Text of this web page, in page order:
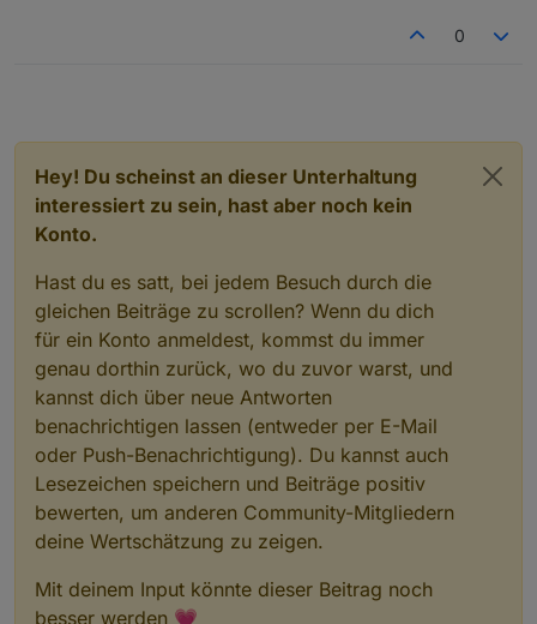
tabelle der spielstände mit anstehenden spielen
hier die spielstände
Spielstande
tabelle der spielstände der letzten begegnungen
0
Hey! Du scheinst an dieser Unterhaltung
interessiert zu sein, hast aber noch kein
Konto.
Hast du es satt, bei jedem Besuch durch die
gleichen Beiträge zu scrollen? Wenn du dich
für ein Konto anmeldest, kommst du immer
genau dorthin zurück, wo du zuvor warst, und
kannst dich über neue Antworten
benachrichtigen lassen (entweder per E-Mail
oder Push-Benachrichtigung). Du kannst auch
Lesezeichen speichern und Beiträge positiv
bewerten, um anderen Community-Mitgliedern
deine Wertschätzung zu zeigen.
Mit deinem Input könnte dieser Beitrag noch
besser werden 💗